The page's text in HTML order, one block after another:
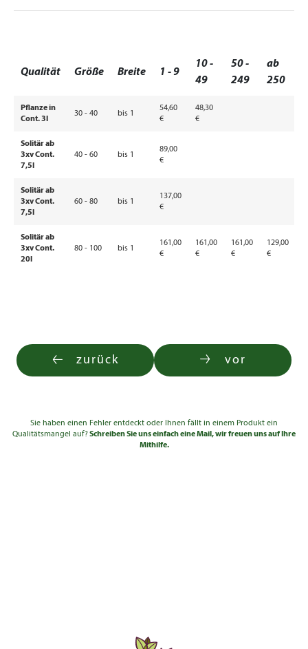
Qualität Größe Breite 1 - 9
10 -
49
50 -
249
ab
250
Pflanze in
Cont. 3l
30 - 40 bis 1
54,60
€
48,30
€
Solitär ab
3xv Cont.
7,5l
40 - 60 bis 1
89,00
€
Solitär ab
3xv Cont.
7,5l
60 - 80 bis 1
137,00
€
Solitär ab
3xv Cont.
20l
80 - 100 bis 1
161,00
€
161,00
€
161,00
€
129,00
€
zurück vor
Sie haben einen Fehler entdeckt oder Ihnen fällt in einem Produkt ein
Qualitätsmangel auf?Schreiben Sie uns einfach eine Mail, wir freuen uns auf Ihre
Mithilfe.